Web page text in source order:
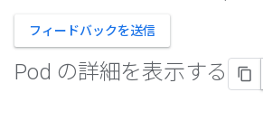
フィードバックを送信
Pod の詳細を表示する